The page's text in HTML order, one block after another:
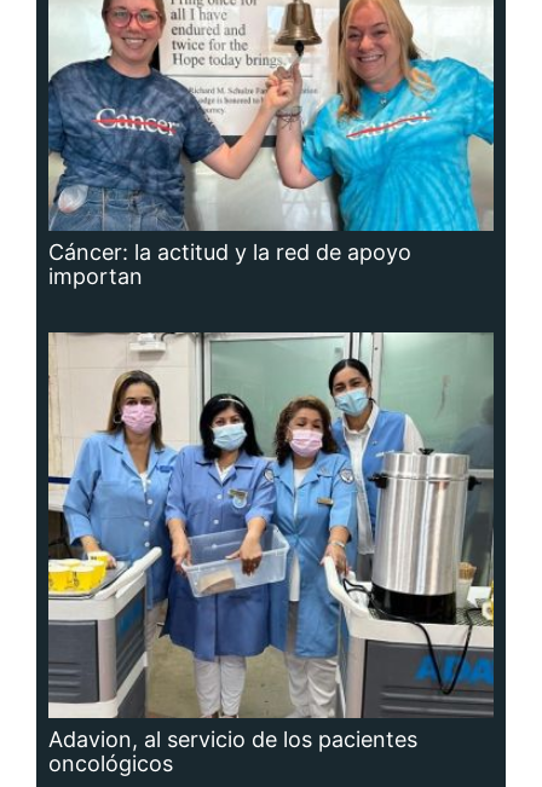
Cáncer: la actitud y la red de apoyo
importan
Adavion, al servicio de los pacientes
oncológicos